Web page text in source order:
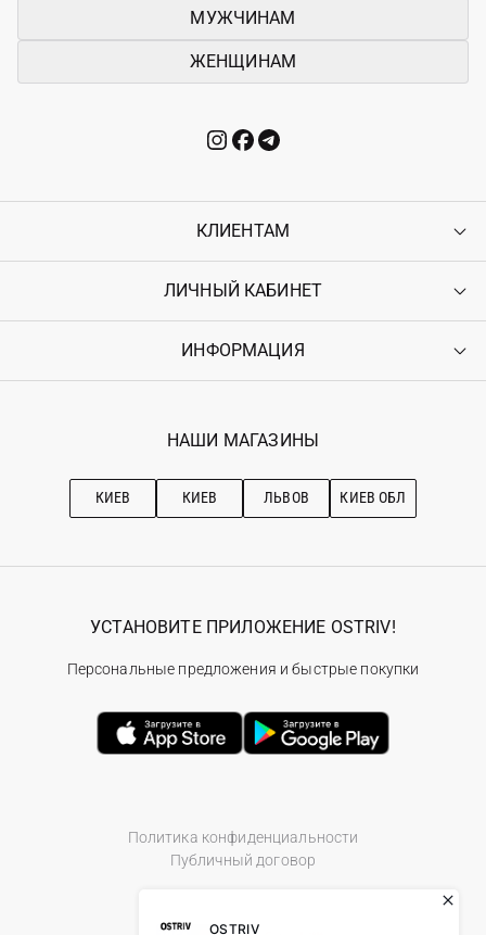
МУЖЧИНАМ
ЖЕНЩИНАМ
КЛИЕНТАМ
Контакты
Возврат
Гарантия
ЛИЧНЫЙ КАБИНЕТ
Войти
Ostriv Club+
ИНФОРМАЦИЯ
Наши магазини
Рекомендации по уходу
НАШИ МАГАЗИНЫ
КИЕВ КИЕВ ЛЬВОВ КИЕВ ОБЛ
Политика конфиденциальности
Публичный договор
УСТАНОВИТЕ ПРИЛОЖЕНИЕ OSTRIV!
Персональные предложения и быстрые покупки